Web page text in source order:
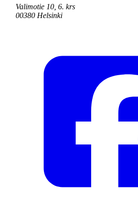
Valimotie 10, 6. krs
00380 Helsinki